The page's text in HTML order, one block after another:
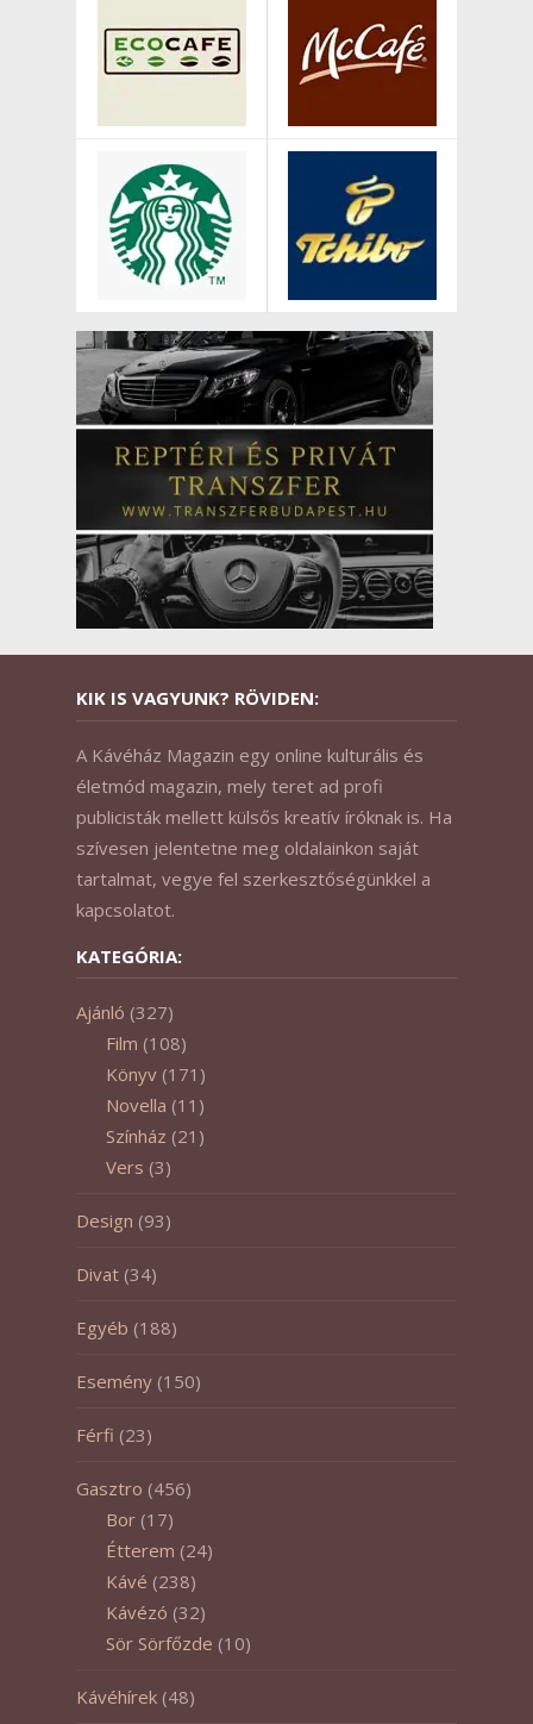
KIK IS VAGYUNK? RÖVIDEN:
A Kávéház Magazin egy online kulturális és
életmód magazin, mely teret ad profi
publicisták mellett külsős kreatív íróknak is. Ha
szívesen jelentetne meg oldalainkon saját
tartalmat, vegye fel szerkesztőségünkkel a
kapcsolatot.
KATEGÓRIA:
Ajánló (327)
Film (108)
Könyv (171)
Novella (11)
Színház (21)
Vers (3)
Design (93)
Divat (34)
Egyéb (188)
Esemény (150)
Férfi (23)
Gasztro (456)
Bor (17)
Étterem (24)
Kávé (238)
Kávézó (32)
Sör Sörfőzde (10)
Kávéhírek (48)